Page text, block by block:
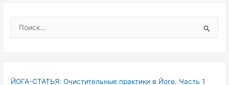
о
к
ЙОГА-СТАТЬЯ: Очистительные практики в Йоге. Часть 1